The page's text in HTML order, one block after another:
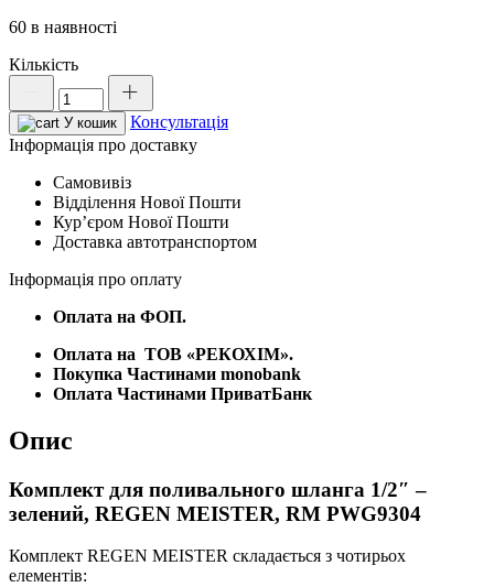
60 в наявності
Кількість
Комплект
для
поливального
шланга
-
зелений,
REGEN
MEISTER,
PWG9304
У кошик
Консультація
Інформація про доставку
Самовивіз
Відділення Нової Пошти
Курʼєром Нової Пошти
Доставка автотранспортом
Інформація про оплату
Оплата на ФОП.
Оплата на ТОВ «РЕКОХІМ».
Покупка Частинами monobank
Оплата Частинами ПриватБанк
Опис
Комплект для поливального шланга 1/2″ –
зелений, REGEN MEISTER, RM PWG9304
Комплект REGEN MEISTER складається з чотирьох
елементів: